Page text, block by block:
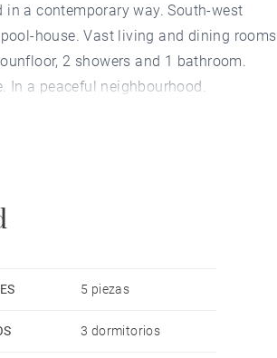
a contemporary way. South-west
house. Vast living and dining rooms
2 showers and 1 bathroom.
In a peaceful neighbourhood.
5 piezas
3 dormitorios